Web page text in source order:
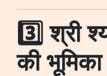
3️⃣ श्री
की भूमिका